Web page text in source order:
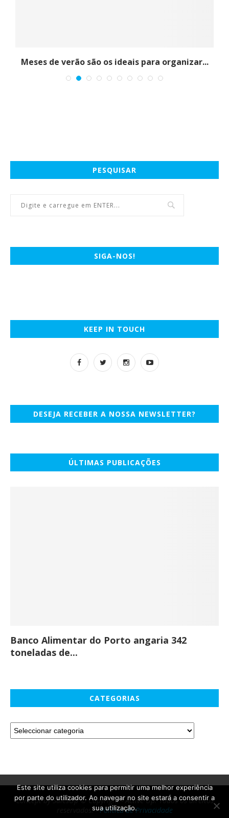
Meses de verão são os ideais para organizar...
PESQUISAR
SIGA-NOS!
KEEP IN TOUCH
DESEJA RECEBER A NOSSA NEWSLETTER?
ÚLTIMAS PUBLICAÇÕES
Banco Alimentar do Porto angaria 342
toneladas de...
CATEGORIAS
Concept by SalesUp © Copyright - Active Up. Todos os direitos
reservados. -Política de Privacidade
Este site utiliza cookies para permitir uma melhor experiência
por parte do utilizador. Ao navegar no site estará a consentir a
sua utilização.